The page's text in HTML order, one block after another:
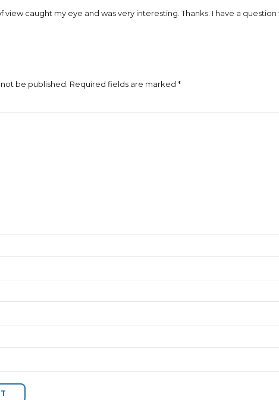
view caught my eye and was very interesting. Thanks. I have a question
be published. Required fields are marked *